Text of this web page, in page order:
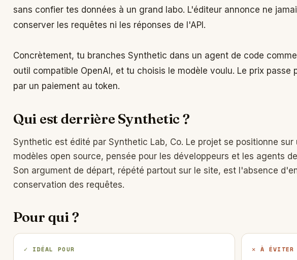
sans confier tes données à un grand labo. L'éditeur annonce ne
conserver les requêtes ni les réponses de l'API.
Concrètement, tu branches Synthetic dans un agent de code
outil compatible OpenAI, et tu choisis le modèle voulu. Le prix passe
par un paiement au token.
Qui est derrière Synthetic ?
Synthetic est édité par Synthetic Lab, Co. Le projet se positionne
modèles open source, pensée pour les développeurs et les agents
Son argument de départ, répété partout sur le site, est l'absence
conservation des requêtes.
Pour qui ?
✓ IDÉAL POUR ✕ À